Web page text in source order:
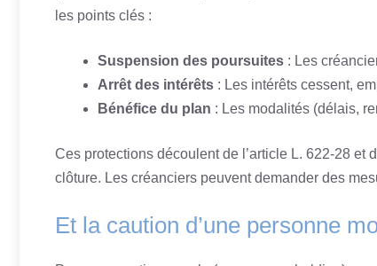
les points clés :
Suspension des poursuites : Les
Arrêt des intérêts : Les intérêts cessent,
Bénéfice du plan : Les modalités (délais,
Ces protections découlent de l’article L. 622-28 et
clôture. Les créanciers peuvent demander des
Et la caution d’une personne